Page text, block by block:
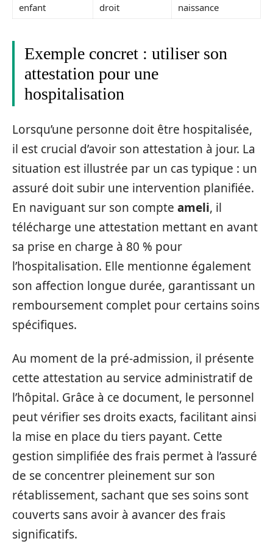
enfant
droit
naissance
Exemple concret : utiliser son
attestation pour une
hospitalisation
Lorsqu’une personne doit être hospitalisée,
il est crucial d’avoir son attestation à jour. La
situation est illustrée par un cas typique : un
assuré doit subir une intervention planifiée.
En naviguant sur son compte ameli, il
télécharge une attestation mettant en avant
sa prise en charge à 80 % pour
l’hospitalisation. Elle mentionne également
son affection longue durée, garantissant un
remboursement complet pour certains soins
spécifiques.
Au moment de la pré-admission, il présente
cette attestation au service administratif de
l’hôpital. Grâce à ce document, le personnel
peut vérifier ses droits exacts, facilitant ainsi
la mise en place du tiers payant. Cette
gestion simplifiée des frais permet à l’assuré
de se concentrer pleinement sur son
rétablissement, sachant que ses soins sont
couverts sans avoir à avancer des frais
significatifs.